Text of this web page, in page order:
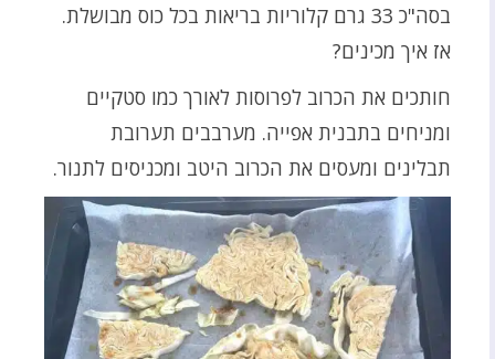
בסה"כ 33 גרם קלוריות בריאות בכל כוס מבושלת.
אז איך מכינים?
חותכים את הכרוב לפרוסות לאורך כמו סטקיים
ומניחים בתבנית אפייה. מערבבים תערובת
תבלינים ומעסים את הכרוב היטב ומכניסים לתנור.